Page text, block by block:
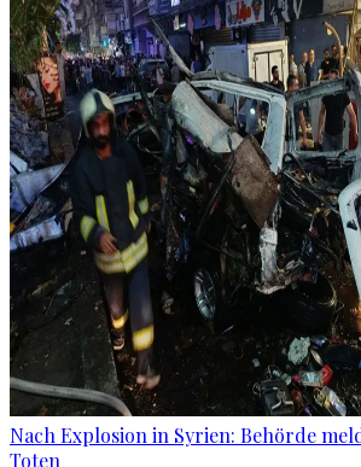
Nach Explosion in Syrien: Behörde
Toten